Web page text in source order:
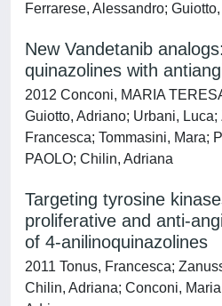
Ferrarese, Alessandro;
New Vandetanib
quinazolines with
2012 Conconi, MARIA
Guiotto, Adriano; Urbani,
Francesca; Tommasini, Mara;
PAOLO; Chilin, Adriana
Targeting tyrosine
proliferative and anti-
of 4-anilinoquinazolines
2011 Tonus, Francesca;
Chilin, Adriana; Conconi,